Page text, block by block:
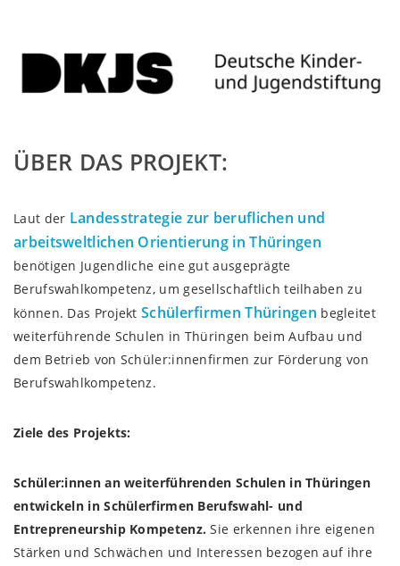
ÜBER DAS PROJEKT:
Laut der Landesstrategie zur beruflichen und
arbeitsweltlichen Orientierung in Thüringen
benötigen Jugendliche eine gut ausgeprägte
Berufswahlkompetenz, um gesellschaftlich teilhaben zu
können. Das ProjektSchülerfirmen Thüringen begleitet
weiterführende Schulen in Thüringen beim Aufbau und
dem Betrieb von Schüler:innenfirmen zur Förderung von
Berufswahlkompetenz.
Ziele des Projekts:
Schüler:innen an weiterführenden Schulen in Thüringen
entwickeln in Schülerfirmen Berufswahl- und
Entrepreneurship Kompetenz. Sie erkennen ihre eigenen
Stärken und Schwächen und Interessen bezogen auf ihre